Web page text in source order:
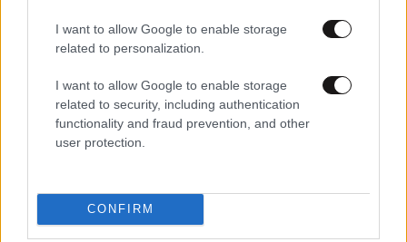
I want to allow Google to enable storage
related to personalization.
I want to allow Google to enable storage
related to security, including authentication
functionality and fraud prevention, and other
user protection.
CONFIRM